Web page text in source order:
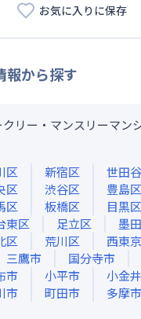
お気に入りに保存
報から探す
リー・マンスリーマン
区 新宿区 世田
区 渋谷区 豊島区
区 板橋区 目黒区
東区 足立区 墨
区 荒川区
西東
三鷹市 国分寺市
市 小平市 小金
市 町田市 多摩市